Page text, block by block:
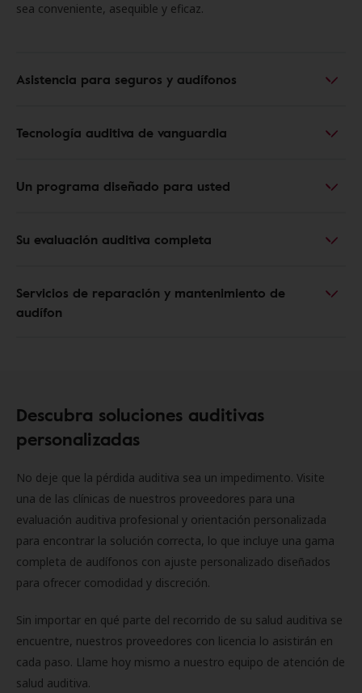
sea conveniente, asequible y eficaz.
Asistencia para seguros y audífonos
Tecnología auditiva de vanguardia
Un programa diseñado para usted
Su evaluación auditiva completa
Servicios de reparación y mantenimiento de
audífon
Descubra soluciones auditivas
personalizadas
No deje que la pérdida auditiva sea un impedimento. Visite
una de las clínicas de nuestros proveedores para una
evaluación auditiva profesional y orientación personalizada
para encontrar la solución correcta, lo que incluye una gama
completa de audífonos con ajuste personalizado diseñados
para ofrecer comodidad y discreción.
Sin importar en qué parte del recorrido de su salud auditiva se
encuentre, nuestros proveedores con licencia lo asistirán en
cada paso. Llame hoy mismo a nuestro equipo de atención de
salud auditiva.